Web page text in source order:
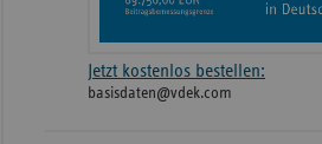
Jetzt kostenlos bestellen:
basisdaten@vdek.com